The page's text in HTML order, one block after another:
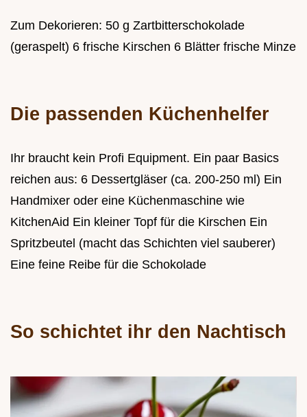
Zum Dekorieren: 50 g Zartbitterschokolade
(geraspelt) 6 frische Kirschen 6 Blätter frische Minze
Die passenden Küchenhelfer
Ihr braucht kein Profi Equipment. Ein paar Basics
reichen aus: 6 Dessertgläser (ca. 200-250 ml) Ein
Handmixer oder eine Küchenmaschine wie
KitchenAid Ein kleiner Topf für die Kirschen Ein
Spritzbeutel (macht das Schichten viel sauberer)
Eine feine Reibe für die Schokolade
So schichtet ihr den Nachtisch